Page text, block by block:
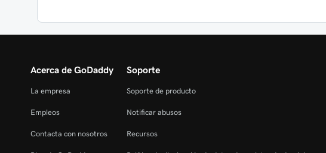
Acerca de GoDaddy
La empresa
Empleos
Contacta con nosotros
Soporte
Soporte de producto
Notificar abusos
Recursos